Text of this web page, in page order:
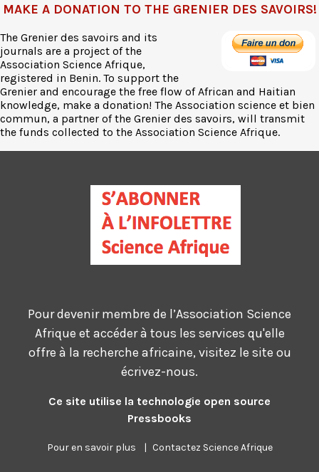
MAKE A DONATION TO THE GRENIER DES SAVOIRS!
The Grenier des savoirs and its
journals are a project of the
Association Science Afrique,
registered in Benin. To support the
Grenier and encourage the free flow of African and Haitian
knowledge, make a donation! The Association science et bien
commun, a partner of the Grenier des savoirs, will transmit
the funds collected to the Association Science Afrique.
Pour devenir membre de l’Association Science
Afrique et accéder à tous les services qu'elle
offre à la recherche africaine, visitez le site ou
écrivez-nous.
Ce site utilise la technologie open source
Pressbooks
Pour en savoir plus | Contactez Science Afrique